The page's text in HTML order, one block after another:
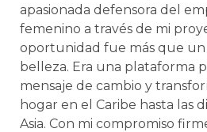
apasionada defensora del
femenino a través de mi
oportunidad fue más que
belleza. Era una plataforma
mensaje de cambio y
hogar en el Caribe hasta las
Asia. Con mi compromiso